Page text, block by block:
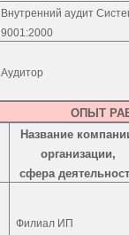
Внутренний аудит
9001:2000
Аудитор
ОПЫТ
Название
организации,
сфера
Филиал ИП